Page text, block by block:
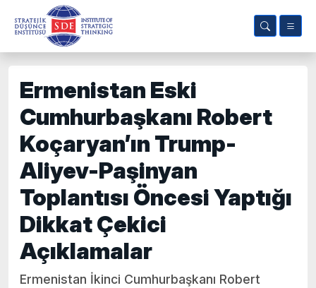
Ermenistan Eski
Cumhurbaşkanı Robert
Koçaryan’ın Trump-
Aliyev-Paşinyan
Toplantısı Öncesi Yaptığı
Dikkat Çekici
Açıklamalar
Ermenistan İkinci Cumhurbaşkanı Robert